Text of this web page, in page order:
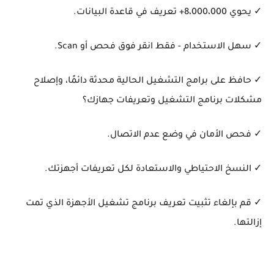
✓ يحوي 8،000،000+ تعريف في قاعدة البيانات.
✓ سهل الاستخدام - فقط انقر فوق فحص أو Scan.
✓ حافظ على برامج التشغيل الحالية محدثة دائمًا، وإصلاح
مشكلات برنامج التشغيل وتعريفات جهازك؟
✓ فحص الأمان في وضع عدم الاتصال.
✓ النسخ الاحتياطي والاستعادة لكل تعريفات أجهزتك.
✓ قم بإلغاء تثبيت تعريف برنامج تشغيل الأجهزة الذي تمت
إزالتها.